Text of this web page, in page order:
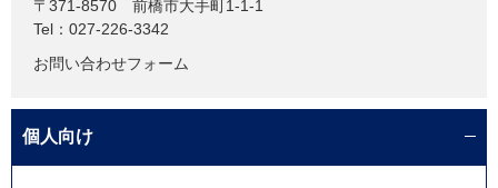
〒371-8570
前橋市大手町1-1-1
Tel：027-226-3342
お問い合わせフォーム
個人向け